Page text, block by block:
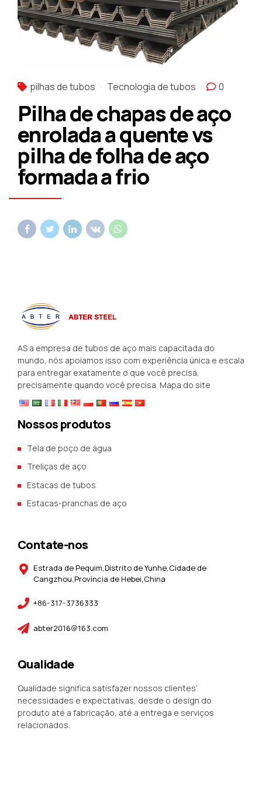
pilhas de tubos Tecnologia de tubos 0
Pilha de chapas de aço
enrolada a quente vs
pilha de folha de aço
formada a frio
AS a empresa de tubos de aço mais capacitada do
mundo, nós apoiamos isso com experiência única e escala
para entregar exatamente o que você precisa,
precisamente quando você precisa. Mapa do site
Nossos produtos
Tela de poço de água
Treliças de aço
Estacas de tubos
Estacas-pranchas de aço
Contate-nos
Estrada de Pequim,Distrito de Yunhe,Cidade de
Cangzhou,Província de Hebei,China
+86-317-3736333
abter2016@163.com
Qualidade
Qualidade significa satisfazer nossos clientes’
necessidades e expectativas, desde o design do
produto até a fabricação, até a entrega e serviços
relacionados.